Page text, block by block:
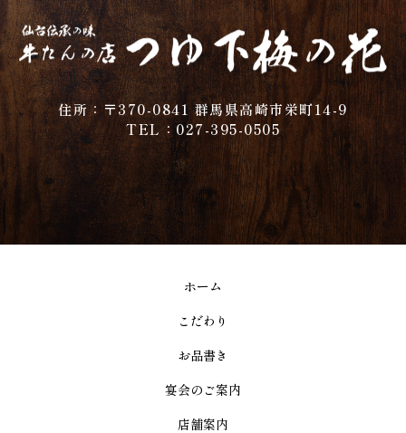
住所：〒370-0841 群馬県高崎市栄町14-9
TEL：027-395-0505
ホーム
こだわり
お品書き
宴会のご案内
店舗案内